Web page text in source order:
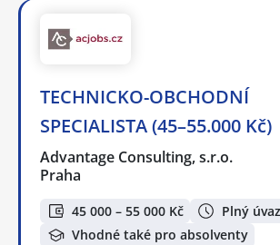
TECHNICKO-OBCHODNÍ
SPECIALISTA (45–55.000 Kč)
Advantage Consulting, s.r.o.
Praha
45 000 – 55 000 Kč
Plný
Vhodné také pro absolventy